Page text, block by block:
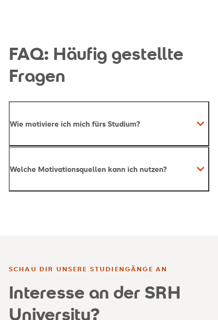
FAQ: Häufig gestellte
Fragen
Wie motiviere ich mich fürs Studium?
Welche Motivationsquellen kann ich nutzen?
gemeinsames Lösen von Aufgaben
Leistungsmotivation:
SCHAU DIR UNSERE STUDIENGÄNGE AN
Interesse an der SRH
University?